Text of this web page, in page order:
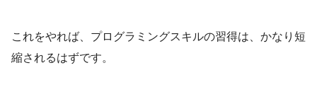
これをやれば、プログラミングスキルの習得は、かなり短
縮されるはずです。